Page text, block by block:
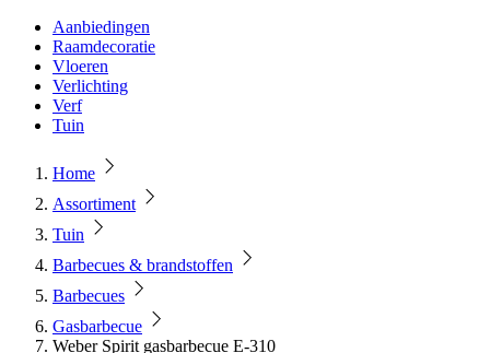
Aanbiedingen
Raamdecoratie
Vloeren
Verlichting
Verf
Tuin
Home
Assortiment
Tuin
Barbecues & brandstoffen
Barbecues
Gasbarbecue
Weber Spirit gasbarbecue E-310